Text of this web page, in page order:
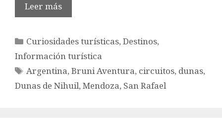
Leer más
Categorías
Curiosidades turísticas,Destinos,
Información turística
Etiquetas
Argentina,Bruni Aventura, circuitos, dunas,
Dunas de Nihuil, Mendoza, San Rafael